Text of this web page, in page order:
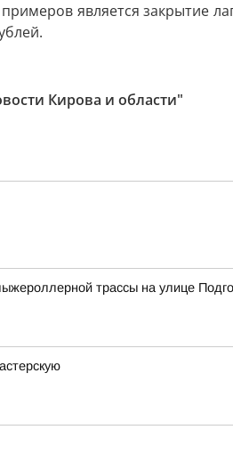
является закрытие
Кирова и области"
трассы на улице